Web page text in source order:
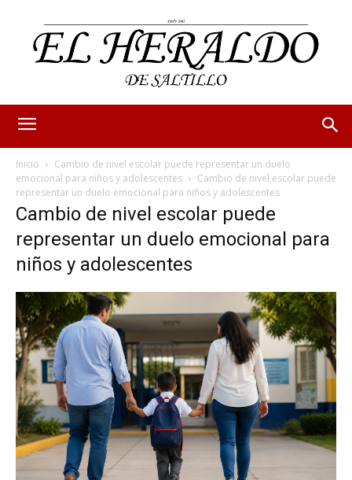
Inicio
Cambio de nivel escolar puede representar un duelo
emocional para niños y adolescentes
Cambio de nivel escolar puede
representar un duelo emocional para niños y adolescentes
Cambio de nivel escolar puede
representar un duelo emocional para
niños y adolescentes